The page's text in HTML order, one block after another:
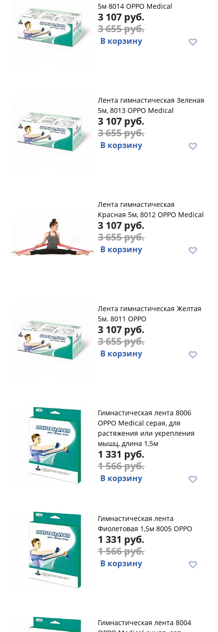
5м 8014 OPPO Medical
3 107 руб.
3 655 руб.
В корзину
Лента гимнастическая Зеленая
5м, 8013 OPPO Medical
3 107 руб.
3 655 руб.
В корзину
Лента гимнастическая
Красная 5м, 8012 OPPO Medical
3 107 руб.
3 655 руб.
В корзину
Лента гимнастическая Желтая
5м. 8011 OPPO
3 107 руб.
3 655 руб.
В корзину
Гимнастическая лента 8006
OPPO Medical серая, для
растяжения или укрепления
мышц, длина 1,5м
1 331 руб.
1 566 руб.
В корзину
Гимнастическая лента
Фиолетовая 1,5м 8005 OPPO
1 331 руб.
1 566 руб.
В корзину
Гимнастическая лента 8004